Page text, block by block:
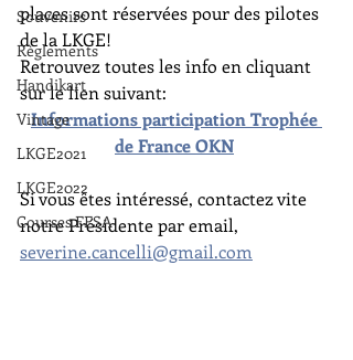
Souvenirs
Règlements
Handikart
Vintage
LKGE2021
LKGE2022
Courses FFSA
places sont réservées pour des pilotes
de la LKGE!
Retrouvez toutes les info en cliquant
sur le lien suivant:
Informations participation Trophée
de France OKN
Si vous êtes intéressé, contactez vite
notre Présidente par email,
severine.cancelli@gmail.com